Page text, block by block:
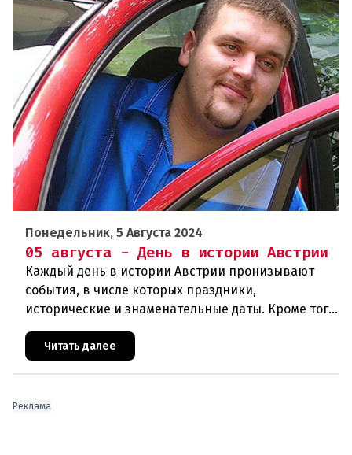
Понедельник, 5 Августа 2024
05 августа - День в истории Австрии
Каждый день в истории Австрии пронизывают
события, в числе которых праздники,
исторические и знаменательные даты. Кроме того
дни рождения различных деятелей страны, а
также дни их смерти. Что же произ
Читать далее
Реклама